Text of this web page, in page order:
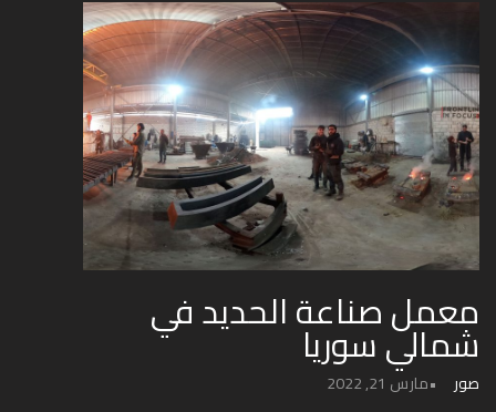
معمل صناعة الحديد في
شمالي سوريا
صور مارس 21, 2022